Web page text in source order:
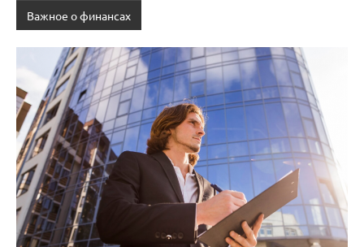
Важное о финансах